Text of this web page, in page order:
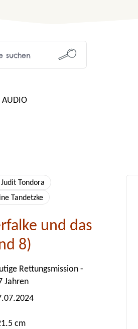
AUDIO
Judit Tondora
Tandetzke
und das
8)
Rettungsmission -
Jahren
cm